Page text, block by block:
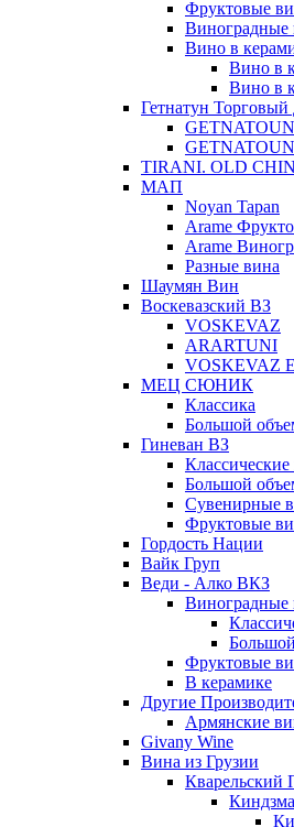
Фруктовые
Виноградные
Вино в
Вино в
Вино в
Гетнатун
GETNATOUN
TIRANI. OLD
МАП
Noyan Tapan
Arame
Arame
Разные вина
Шаумян Вин
Воскевазский ВЗ
VOSKEVAZ
ARARTUNI
VOSKEVAZ
МЕЦ СЮНИК
Классика
Большой
Гиневан ВЗ
Классические
Большой
Сувенирные
Фруктовые
Гордость Нации
Вайк Груп
Веди - Алко ВКЗ
Виноградные
Фруктовые
В керамике
Другие
Армянские
Givany Wine
Вина из Грузии
Кварельский